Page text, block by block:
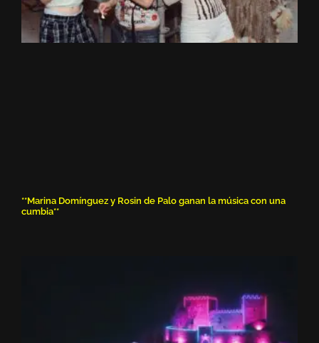
**Marina Domínguez y Rosin de Palo ganan la música con una
cumbia**